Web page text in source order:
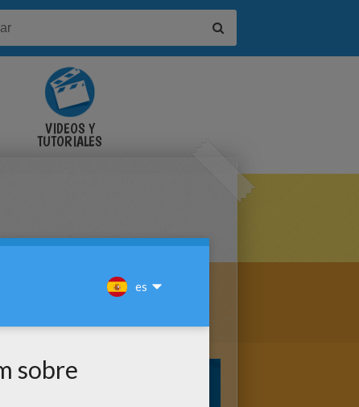
VIDEOS Y
TUTORIALES